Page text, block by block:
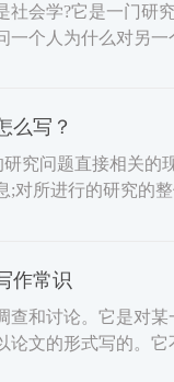
会学?它是一门研
个人为什么对另
么写？
究问题直接相关的
;对所进行的研究的
作常识
查和讨论。它是对
文的形式写的。